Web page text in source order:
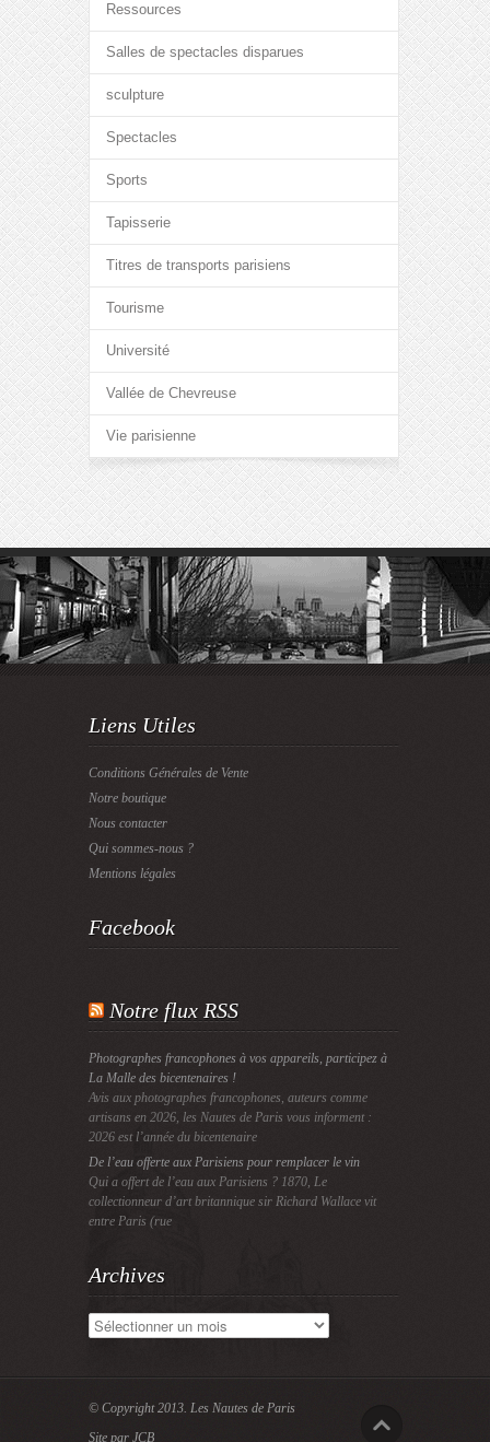
Ressources
Salles de spectacles disparues
sculpture
Spectacles
Sports
Tapisserie
Titres de transports parisiens
Tourisme
Université
Vallée de Chevreuse
Vie parisienne
Liens Utiles
Conditions Générales de Vente
Notre boutique
Nous contacter
Qui sommes-nous ?
Mentions légales
Facebook
Notre flux RSS
Photographes francophones à vos appareils, participez à
La Malle des bicentenaires !
Avis aux photographes francophones, auteurs comme
artisans en 2026, les Nautes de Paris vous informent :
2026 est l’année du bicentenaire
De l’eau offerte aux Parisiens pour remplacer le vin
Qui a offert de l’eau aux Parisiens ? 1870, Le
collectionneur d’art britannique sir Richard Wallace vit
entre Paris (rue
Archives
Archives
© Copyright 2013. Les Nautes de Paris
Site par JCB